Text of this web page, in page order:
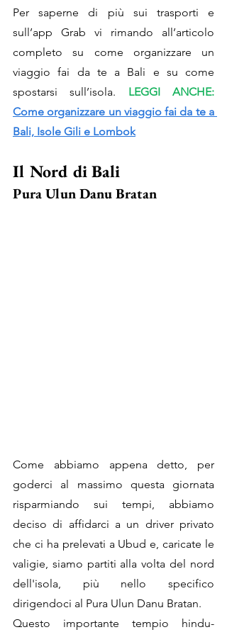
Per saperne di più sui trasporti e
sull’app Grab vi rimando all’articolo
completo su come organizzare un
viaggio fai da te a Bali e su come
spostarsi sull’isola.
Come organizzare un viaggio fai da te a
Bali, Isole Gili e Lombok
Il Nord di Bali
Pura Ulun Danu Bratan
Come abbiamo appena detto, per
goderci al massimo questa giornata
risparmiando sui tempi, abbiamo
deciso di affidarci a un driver privato
che ci ha prelevati a Ubud e, caricate le
valigie, siamo partiti alla volta del nord
dell'isola, più nello specifico
dirigendoci al Pura Ulun Danu Bratan.
Questo importante tempio hindu-